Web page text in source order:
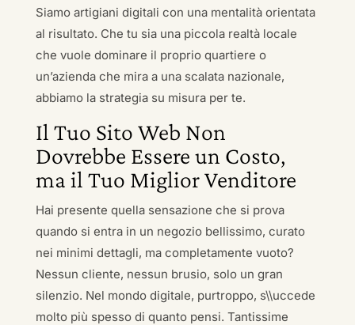
Siamo artigiani digitali con una mentalità orientata
al risultato. Che tu sia una piccola realtà locale
che vuole dominare il proprio quartiere o
un’azienda che mira a una scalata nazionale,
abbiamo la strategia su misura per te.
Il Tuo Sito Web Non
Dovrebbe Essere un Costo,
ma il Tuo Miglior Venditore
Hai presente quella sensazione che si prova
quando si entra in un negozio bellissimo, curato
nei minimi dettagli, ma completamente vuoto?
Nessun cliente, nessun brusio, solo un gran
silenzio. Nel mondo digitale, purtroppo, s\\uccede
molto più spesso di quanto pensi. Tantissime